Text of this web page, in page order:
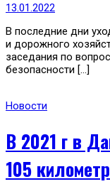
13.01.2022
В последние дни
и дорожного
заседания по
безопасности […]
Новости
В 2021 г в
105